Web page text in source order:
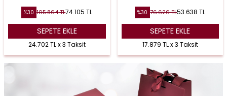
%30 105.864TL74.105 TL
SEPETE EKLE
24.702 TL x 3 Taksit
%30 76.626TL53.638 TL
SEPETE EKLE
17.879 TL x 3 Taksit